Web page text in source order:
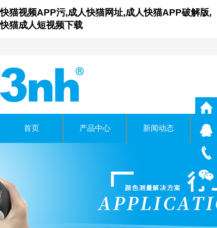
快猫视频APP污,成人快猫网址,成人快猫APP破解版,
快猫成人短视频下载
广东成人快猫网址时科技有
GUANGDONG THREENH
首页 产品中心 新闻动态